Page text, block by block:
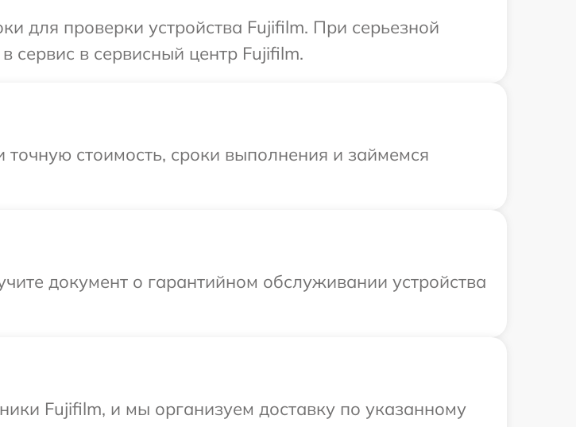
для проверки устройства Fujifilm. При серьезной
сервис в сервисный центр Fujifilm.
стоимость, сроки выполнения и займемся
документ о гарантийном обслуживании устройства
Fujifilm, и мы организуем доставку по указанному